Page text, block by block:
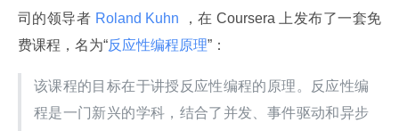
司的领导者 Roland Kuhn
，在 Coursera 上发布了一套免
费课程，名为“反应性编程原理”：
该课程的目标在于讲授反应性编程的原理。反应性编
程是一门新兴的学科，结合了并发、事件驱动和异步